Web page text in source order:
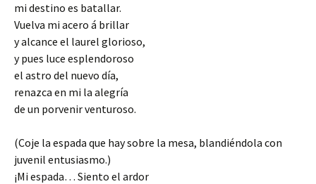
mi destino es batallar.
Vuelva mi acero á brillar
y alcance el laurel glorioso,
y pues luce esplendoroso
el astro del nuevo día,
renazca en mi la alegría
de un porvenir venturoso.
(Coje la espada que hay sobre la mesa, blandiéndola con
juvenil entusiasmo.)
¡Mi espada… Siento el ardor